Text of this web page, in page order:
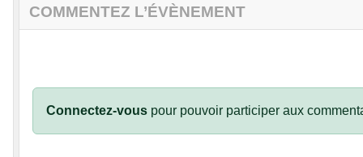
COMMENTEZ L’ÉVÈNEMENT
Connectez-vous pour pouvoir participer aux